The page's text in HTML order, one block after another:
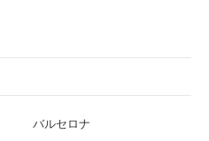
バルセロナ